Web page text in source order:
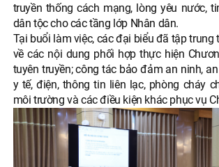
truyền thống cách mạng, lòng yêu nước,
dân tộc cho các tầng lớp Nhân dân.
Tại buổi làm việc, các đại biểu đã tập trung
về các nội dung phối hợp thực hiện
tuyên truyền; công tác bảo đảm an ninh,
y tế, điện, thông tin liên lạc, phòng cháy
môi trường và các điều kiện khác phục vụ